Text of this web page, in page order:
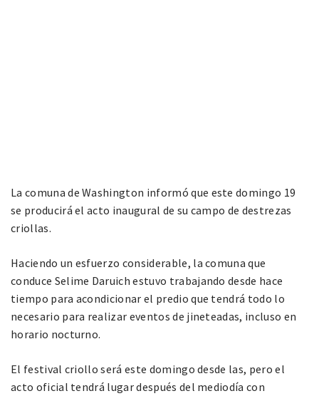
La comuna de Washington informó que este domingo 19
se producirá el acto inaugural de su campo de destrezas
criollas.
Haciendo un esfuerzo considerable, la comuna que
conduce Selime Daruich estuvo trabajando desde hace
tiempo para acondicionar el predio que tendrá todo lo
necesario para realizar eventos de jineteadas, incluso en
horario nocturno.
El festival criollo será este domingo desde las, pero el
acto oficial tendrá lugar después del mediodía con